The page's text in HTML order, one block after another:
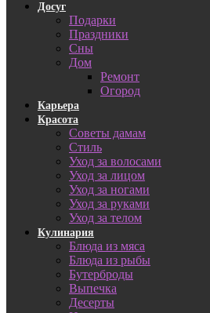
Досуг
Подарки
Праздники
Сны
Дом
Ремонт
Огород
Карьера
Красота
Советы дамам
Стиль
Уход за волосами
Уход за лицом
Уход за ногами
Уход за руками
Уход за телом
Кулинария
Блюда из мяса
Блюда из рыбы
Бутерброды
Выпечка
Десерты